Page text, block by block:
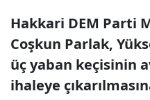
Hakkari DEM Parti
Coşkun Parlak,
üç yaban keçisinin
ihaleye